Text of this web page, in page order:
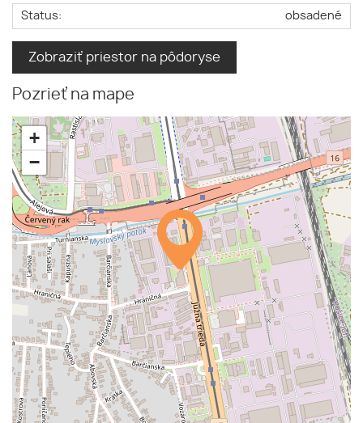
Status: obsadené
Zobraziť priestor na pôdoryse
Pozrieť na mape
+
−